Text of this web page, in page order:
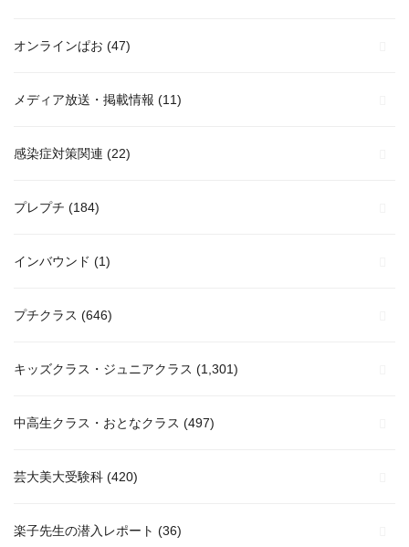
オンラインぱお (47)
メディア放送・掲載情報 (11)
感染症対策関連 (22)
プレプチ (184)
インバウンド (1)
プチクラス (646)
キッズクラス・ジュニアクラス (1,301)
中高生クラス・おとなクラス (497)
芸大美大受験科 (420)
楽子先生の潜入レポート (36)